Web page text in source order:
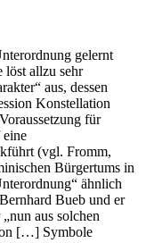
gelernt
löst allzu sehr
aus, dessen
Konstellation
für
eine
(vgl. Fromm,
Bürgertums in
ähnlich
Bueb und er
aus solchen
[…] Symbole